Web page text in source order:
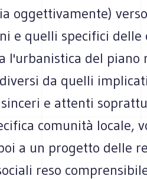
oggettivamente)
e quelli specifici delle
l'urbanistica del piano
da quelli
e attenti
comunità locale,
a un progetto delle
reso